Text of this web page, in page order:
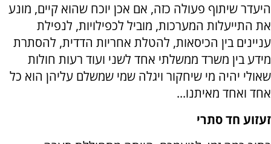
היעדר שיתוף פעולה כזה, אם אכן יוכח שהוא קיים, מונע
את התייעלות המערכות, מוביל לכפילויות, לנפילת
עניינים בין הכיסאות, להטלת אחריות הדדית, להסתרת
מידע בין משרד ממשלתי אחד לשני ועוד רעות חולות
שאולי יהיה מי שיחקור ויגלה שמי שמשלם עליהן הוא כל
אחד ואחד מאיתנו...
זעזוע חד סתרי